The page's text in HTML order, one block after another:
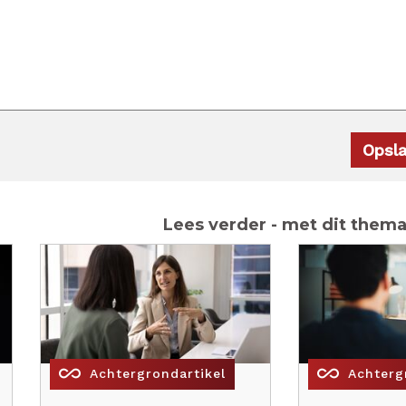
Lees verder - met dit thema
all_inclusive Achtergrondartikel all_inclusive